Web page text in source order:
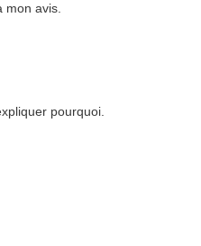
mon avis.
pourquoi.